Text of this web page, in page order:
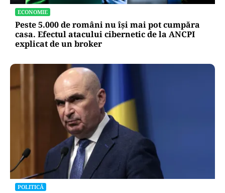
ECONOMIE
Peste 5.000 de români nu își mai pot cumpăra
casa. Efectul atacului cibernetic de la ANCPI
explicat de un broker
POLITICĂ